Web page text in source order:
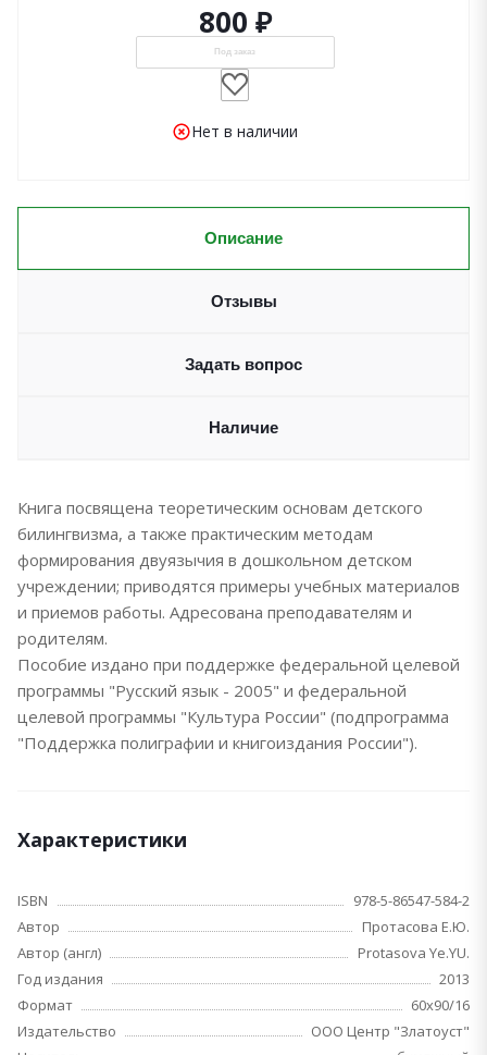
800 ₽
Под заказ
Нет в наличии
Описание
Отзывы
Задать вопрос
Наличие
Книга посвящена теоретическим основам детского
билингвизма, а также практическим методам
формирования двуязычия в дошкольном детском
учреждении; приводятся примеры учебных материалов
и приемов работы. Адресована преподавателям и
родителям.
Пособие издано при поддержке федеральной целевой
программы "Русский язык - 2005" и федеральной
целевой программы "Культура России" (подпрограмма
"Поддержка полиграфии и книгоиздания России").
Характеристики
ISBN
978-5-86547-584-2
Автор
Протасова Е.Ю.
Автор (англ)
Protasova Ye.YU.
Год издания
2013
Формат
60x90/16
Издательство
ООО Центр "Златоуст"